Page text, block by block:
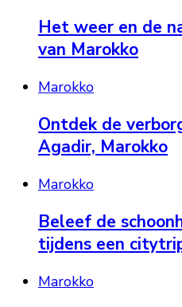
Het weer en de
van Marokko
Marokko
Ontdek de
Agadir, Marokko
Marokko
Beleef de
tijdens een
Marokko